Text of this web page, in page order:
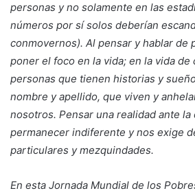
personas y no solamente en las
números por sí solos deberían
conmovernos). Al pensar y hablar de
poner el foco en la vida; en la vida
personas que tienen historias y
nombre y apellido, que viven y
nosotros. Pensar una realidad ante la
permanecer indiferente y nos exige
particulares y mezquindades.
En esta Jornada Mundial de los